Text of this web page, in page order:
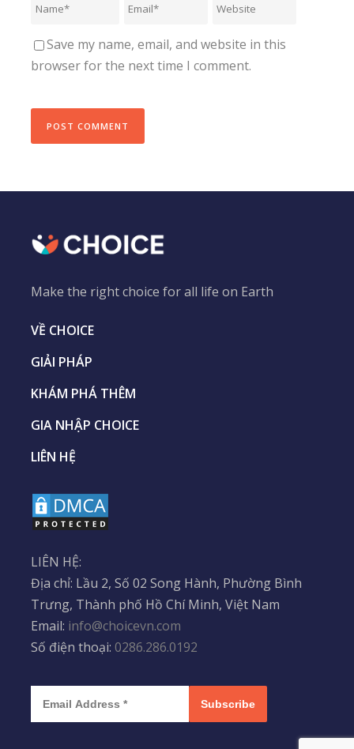
Save my name, email, and website in this
browser for the next time I comment.
Make the right choice for all life on Earth
VỀ CHOICE
GIẢI PHÁP
KHÁM PHÁ THÊM
GIA NHẬP CHOICE
LIÊN HỆ
LIÊN HỆ:
Địa chỉ: Lầu 2, Số 02 Song Hành, Phường Bình
Trưng, Thành phố Hồ Chí Minh, Việt Nam
Email: info@choicevn.com
Số điện thoại: 0286.286.0192
Subscribe